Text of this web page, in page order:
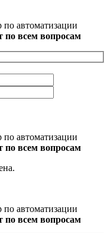
автоматизации
по всем вопросам
автоматизации
по всем вопросам
автоматизации
по всем вопросам